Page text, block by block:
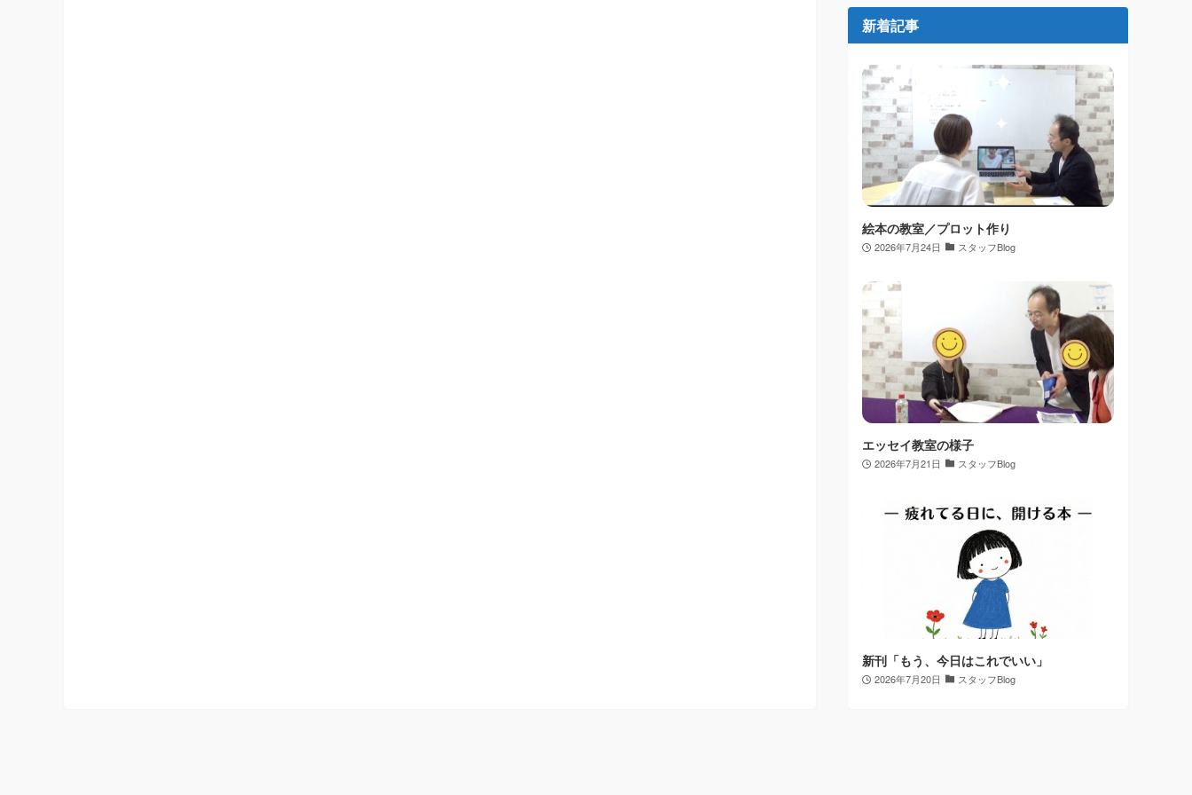
新着記事
絵本の教室／プロット作り
2026年7月24日 スタッフBlog
エッセイ教室の様子
2026年7月21日 スタッフBlog
新刊「もう、今日はこれでいい」
2026年7月20日 スタッフBlog